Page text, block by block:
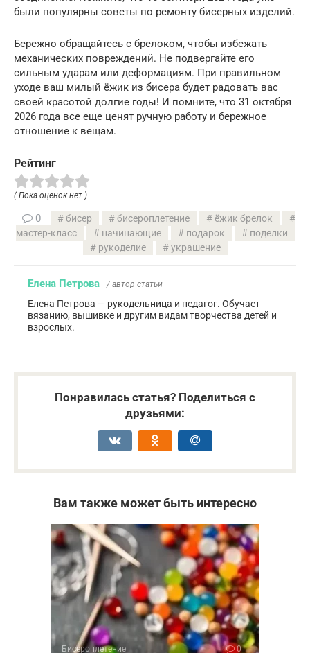
были популярны советы по ремонту бисерных изделий.
Бережно обращайтесь с брелоком, чтобы избежать
механических повреждений. Не подвергайте его
сильным ударам или деформациям. При правильном
уходе ваш милый ёжик из бисера будет радовать вас
своей красотой долгие годы! И помните, что 31 октября
2026 года все еще ценят ручную работу и бережное
отношение к вещам.
Рейтинг
( Пока оценок нет )
0 бисер бисероплетение
ёжик брелок
мастер-класс
начинающие подарок
поделки
рукоделие
украшение
Елена Петрова / автор статьи
Елена Петрова — рукодельница и педагог. Обучает
вязанию, вышивке и другим видам творчества детей и
взрослых.
Понравилась статья? Поделиться с
друзьями:
Вам также может быть интересно
Бисероплетение 0